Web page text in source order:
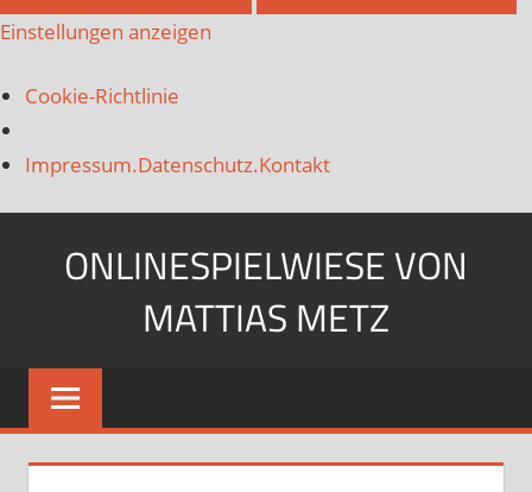
Einstellungen anzeigen
Cookie-Richtlinie
Impressum.Datenschutz.Kontakt
ONLINESPIELWIESE VON
MATTIAS METZ
Pfadfinder.
SciFi-
Gärtner?